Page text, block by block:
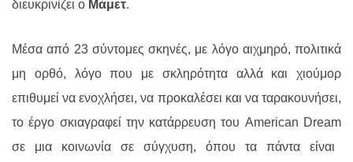
διευκρινίζει ο Μάμετ.
Μέσα από 23 σύντομες σκηνές, με λόγο αιχμηρό, πολιτικά
μη ορθό, λόγο που με σκληρότητα αλλά και χιούμορ
επιθυμεί να ενοχλήσει, να προκαλέσει και να ταρακουνήσει,
το έργο σκιαγραφεί την κατάρρευση του American Dream
σε μια κοινωνία σε σύγχυση, όπου τα πάντα είναι